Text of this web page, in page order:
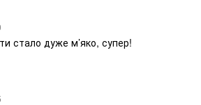
стало дуже м’яко, супер!